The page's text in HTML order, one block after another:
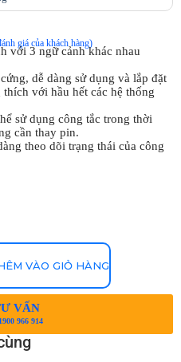
giá của khách hàng)
với 3 ngữ cảnh khác nhau
dễ dàng sử dụng và lắp đặt
với hầu hết các hệ thống
sử dụng công tắc trong thời
cần thay pin.
theo dõi trạng thái của công
VÀO GIỎ HÀNG
VẤN
966 914